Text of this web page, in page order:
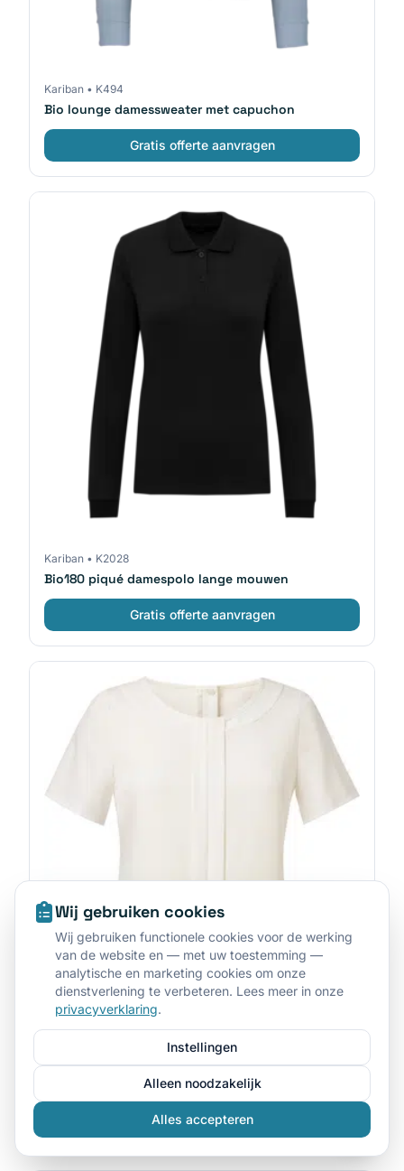
Wij gebruiken cookies
Wij gebruiken functionele cookies voor de werking
van de website en — met uw toestemming —
analytische en marketing cookies om onze
dienstverlening te verbeteren. Lees meer in onze
privacyverklaring.
Instellingen
Alleen noodzakelijk
Alles accepteren
Kariban • K494
Bio lounge damessweater met capuchon
Gratis offerte aanvragen
Kariban • K2028
Bio180 piqué damespolo lange mouwen
Gratis offerte aanvragen
BROOK TAVERNER•BT2265
Blouse in Chinese crêpe FELINA
Gratis offerte aanvragen